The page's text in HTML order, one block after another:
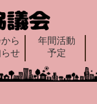
ら
せ
年間活動
予定